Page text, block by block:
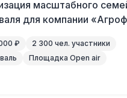
масштабного
для компании
₽
2 300 чел. участники
Площадка Open air